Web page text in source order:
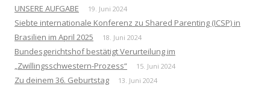
UNSERE AUFGABE 19. Juni 2024
Siebte internationale Konferenz zu Shared Parenting (ICSP) in
Brasilien im April 2025
18. Juni 2024
Bundesgerichtshof bestätigt Verurteilung im
„Zwillingsschwestern-Prozess“
15. Juni 2024
Zu deinem 36. Geburtstag 13. Juni 2024